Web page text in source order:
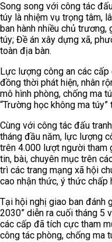
Song song với công tác
túy là nhiệm vụ trọng tâm,
ban hành nhiều chủ
túy; Đề án xây dựng xã,
toàn địa bàn.
Lực lượng công an các cấp
đồng thời phát hiện, nhân
mô hình phòng, chống ma
“Trường học không ma
Cùng với công tác đấu
tháng đầu năm, lực lượng
trên 4.000 lượt người tham
tin, bài, chuyên mục trên
trì các trang mạng xã hội
cao nhận thức, ý thức chấp
Tại hội nghị giao ban đánh
2030” diễn ra cuối tháng 5
các cấp đã tích cực tham
công tác phòng, chống ma